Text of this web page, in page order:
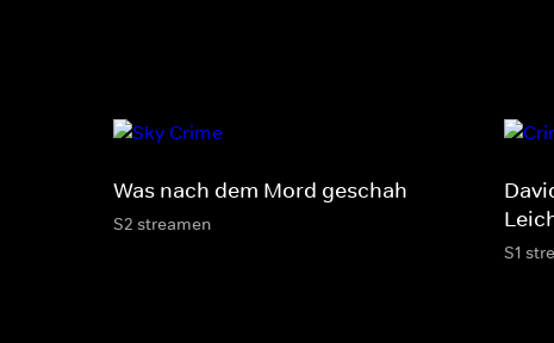
Was nach dem Mord geschah
S2 streamen
S1